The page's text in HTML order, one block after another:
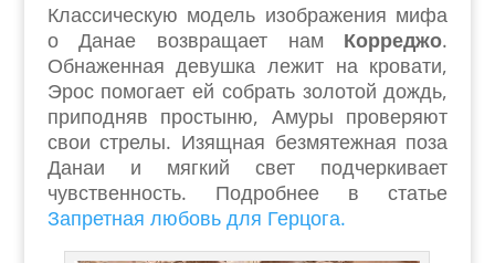
Классическую модель изображения мифа
о Данае возвращает нам Корреджо.
Обнаженная девушка лежит на кровати,
Эрос помогает ей собрать золотой дождь,
приподняв простыню, Амуры проверяют
свои стрелы. Изящная безмятежная поза
Данаи и мягкий свет подчеркивает
чувственность. Подробнее в статье
Запретная любовь для Герцога.